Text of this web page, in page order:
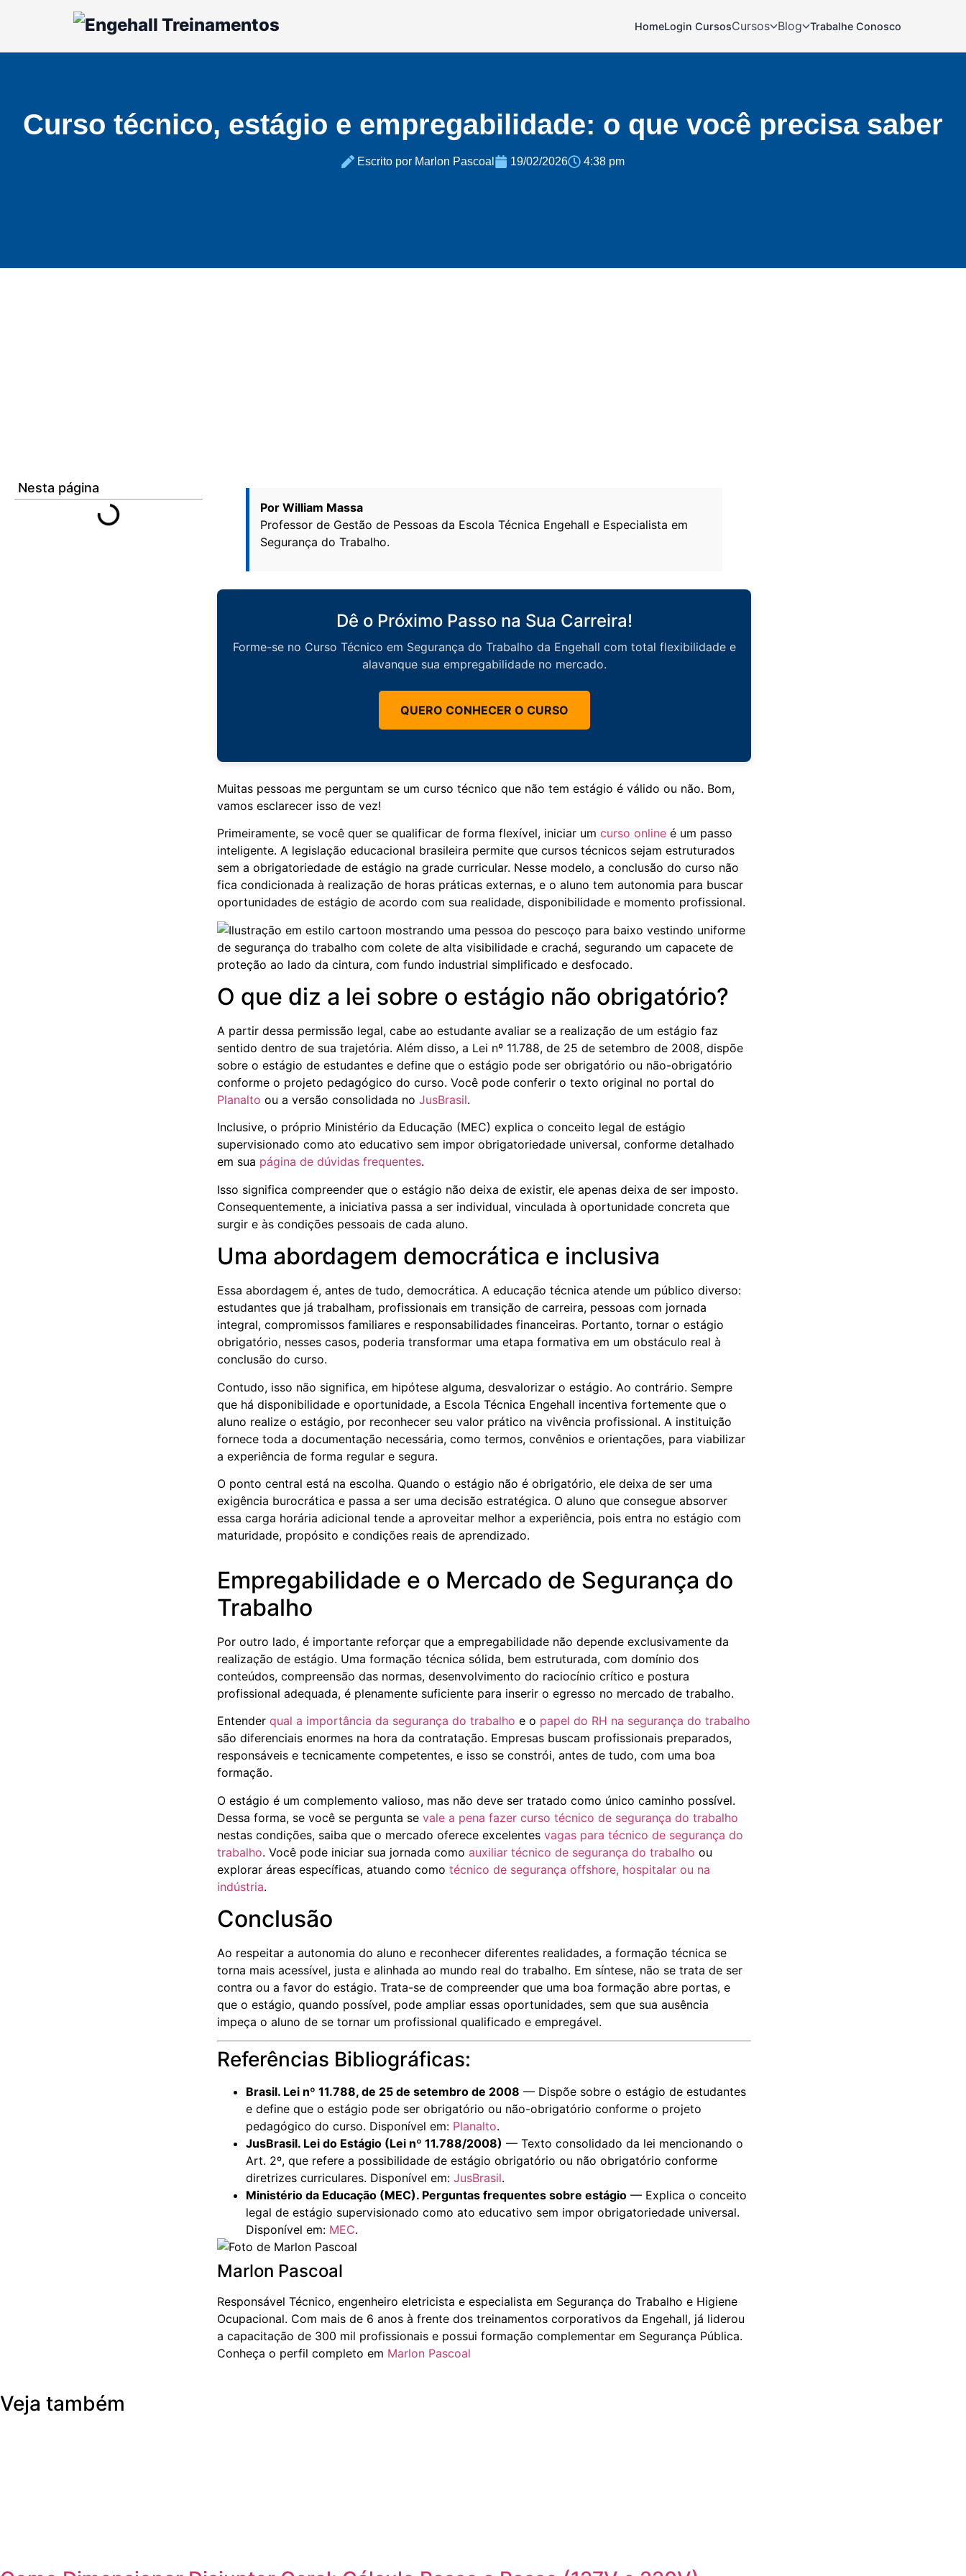
HomeLogin CursosCursos Blog Trabalhe Conosco
Curso técnico, estágio e empregabilidade: o que você precisa saber
Escrito por Marlon Pascoal 19/02/2026 4:38 pm
Nesta página
Por William Massa
Professor de Gestão de Pessoas da Escola Técnica Engehall e Especialista em
Segurança do Trabalho.
Dê o Próximo Passo na Sua Carreira!
Forme-se no Curso Técnico em Segurança do Trabalho da Engehall com total flexibilidade e
alavanque sua empregabilidade no mercado.
QUERO CONHECER O CURSO
Muitas pessoas me perguntam se um curso técnico que não tem estágio é válido ou não. Bom,
vamos esclarecer isso de vez!
Primeiramente, se você quer se qualificar de forma flexível, iniciar umcurso online é um passo
inteligente. A legislação educacional brasileira permite que cursos técnicos sejam estruturados
sem a obrigatoriedade de estágio na grade curricular. Nesse modelo, a conclusão do curso não
fica condicionada à realização de horas práticas externas, e o aluno tem autonomia para buscar
oportunidades de estágio de acordo com sua realidade, disponibilidade e momento profissional.
O que diz a lei sobre o estágio não obrigatório?
A partir dessa permissão legal, cabe ao estudante avaliar se a realização de um estágio faz
sentido dentro de sua trajetória. Além disso, a Lei nº 11.788, de 25 de setembro de 2008, dispõe
sobre o estágio de estudantes e define que o estágio pode ser obrigatório ou não-obrigatório
conforme o projeto pedagógico do curso. Você pode conferir o texto original no portal do
Planalto ou a versão consolidada noJusBrasil.
Inclusive, o próprio Ministério da Educação (MEC) explica o conceito legal de estágio
supervisionado como ato educativo sem impor obrigatoriedade universal, conforme detalhado
em sua página de dúvidas frequentes.
Isso significa compreender que o estágio não deixa de existir, ele apenas deixa de ser imposto.
Consequentemente, a iniciativa passa a ser individual, vinculada à oportunidade concreta que
surgir e às condições pessoais de cada aluno.
Uma abordagem democrática e inclusiva
Essa abordagem é, antes de tudo, democrática. A educação técnica atende um público diverso:
estudantes que já trabalham, profissionais em transição de carreira, pessoas com jornada
integral, compromissos familiares e responsabilidades financeiras. Portanto, tornar o estágio
obrigatório, nesses casos, poderia transformar uma etapa formativa em um obstáculo real à
conclusão do curso.
Contudo, isso não significa, em hipótese alguma, desvalorizar o estágio. Ao contrário. Sempre
que há disponibilidade e oportunidade, a Escola Técnica Engehall incentiva fortemente que o
aluno realize o estágio, por reconhecer seu valor prático na vivência profissional. A instituição
fornece toda a documentação necessária, como termos, convênios e orientações, para viabilizar
a experiência de forma regular e segura.
O ponto central está na escolha. Quando o estágio não é obrigatório, ele deixa de ser uma
exigência burocrática e passa a ser uma decisão estratégica. O aluno que consegue absorver
essa carga horária adicional tende a aproveitar melhor a experiência, pois entra no estágio com
maturidade, propósito e condições reais de aprendizado.
Empregabilidade e o Mercado de Segurança do
Trabalho
Por outro lado, é importante reforçar que a empregabilidade não depende exclusivamente da
realização de estágio. Uma formação técnica sólida, bem estruturada, com domínio dos
conteúdos, compreensão das normas, desenvolvimento do raciocínio crítico e postura
profissional adequada, é plenamente suficiente para inserir o egresso no mercado de trabalho.
Entenderqual a importância da segurança do trabalho e o papel do RH na segurança do trabalho
são diferenciais enormes na hora da contratação. Empresas buscam profissionais preparados,
responsáveis e tecnicamente competentes, e isso se constrói, antes de tudo, com uma boa
formação.
O estágio é um complemento valioso, mas não deve ser tratado como único caminho possível.
Dessa forma, se você se pergunta sevale a pena fazer curso técnico de segurança do trabalho
nestas condições, saiba que o mercado oferece excelentesvagas para técnico de segurança do
trabalho. Você pode iniciar sua jornada comoauxiliar técnico de segurança do trabalho ou
explorar áreas específicas, atuando comotécnico de segurança offshore, hospitalar ou na
indústria.
Conclusão
Ao respeitar a autonomia do aluno e reconhecer diferentes realidades, a formação técnica se
torna mais acessível, justa e alinhada ao mundo real do trabalho. Em síntese, não se trata de ser
contra ou a favor do estágio. Trata-se de compreender que uma boa formação abre portas, e
que o estágio, quando possível, pode ampliar essas oportunidades, sem que sua ausência
impeça o aluno de se tornar um profissional qualificado e empregável.
Referências Bibliográficas:
Brasil. Lei nº 11.788, de 25 de setembro de 2008 — Dispõe sobre o estágio de estudantes
e define que o estágio pode ser obrigatório ou não-obrigatório conforme o projeto
pedagógico do curso. Disponível em: Planalto.
JusBrasil. Lei do Estágio (Lei nº 11.788/2008) — Texto consolidado da lei mencionando o
Art. 2º, que refere a possibilidade de estágio obrigatório ou não obrigatório conforme
diretrizes curriculares. Disponível em:JusBrasil.
Ministério da Educação (MEC). Perguntas frequentes sobre estágio — Explica o conceito
legal de estágio supervisionado como ato educativo sem impor obrigatoriedade universal.
Disponível em: MEC.
Marlon Pascoal
Responsável Técnico, engenheiro eletricista e especialista em Segurança do Trabalho e Higiene
Ocupacional. Com mais de 6 anos à frente dos treinamentos corporativos da Engehall, já liderou
a capacitação de 300 mil profissionais e possui formação complementar em Segurança Pública.
Conheça o perfil completo em Marlon Pascoal
Veja também